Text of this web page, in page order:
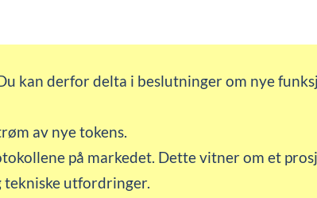
kan derfor delta i beslutninger om nye
av nye tokens.
på markedet. Dette vitner om et
tekniske utfordringer.